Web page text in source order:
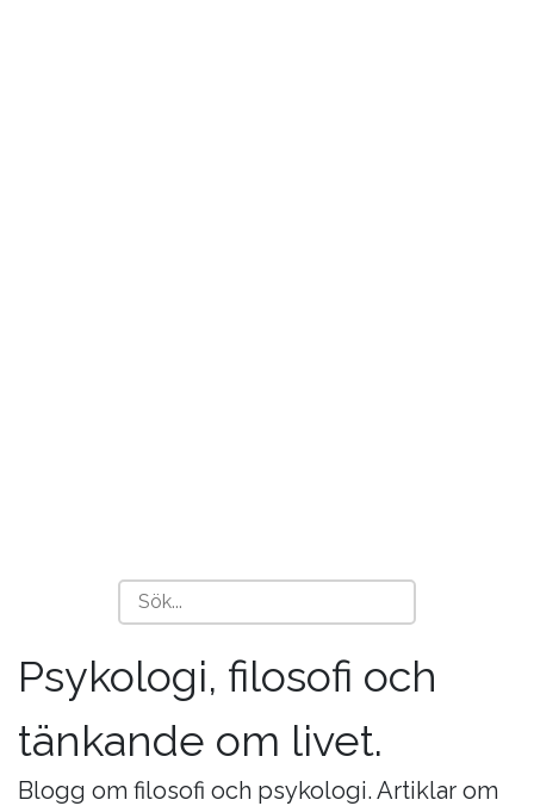
Psykologi, filosofi och
tänkande om livet.
Blogg om filosofi och psykologi. Artiklar om